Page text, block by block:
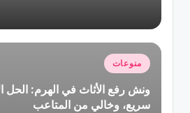
نُشر
في
منوعات
ونش رفع الأثاث في الهرم: الحل
سريع، وخالي من المتاعب